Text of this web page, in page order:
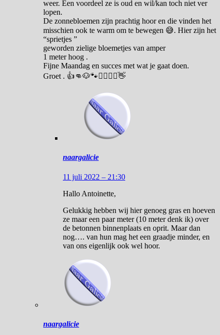
weer. Een voordeel ze is oud en wil/kan toch niet ver
lopen.
De zonnebloemen zijn prachtig hoor en die vinden het
misschien ook te warm om te bewegen 😅. Hier zijn het
“sprietjes ”
geworden zielige bloemetjes van amper
1 meter hoog .
Fijne Maandag en succes met wat je gaat doen.
Groet . 👍👊🐶🐾🙋‍♂️🙋‍♀️👋
naargalicie
11 juli 2022 – 21:30
Hallo Antoinette,
Gelukkig hebben wij hier genoeg gras en hoeven
ze maar een paar meter (10 meter denk ik) over
de betonnen binnenplaats en oprit. Maar dan
nog…. van hun mag het een graadje minder, en
van ons eigenlijk ook wel hoor.
naargalicie